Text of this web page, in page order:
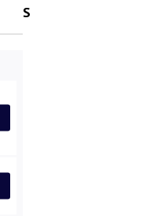
Slovníček pojmů